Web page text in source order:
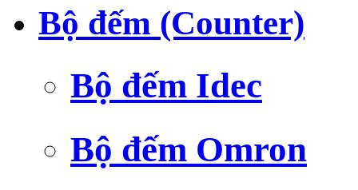
Bộ đếm (Counter)
Bộ đếm Idec
Bộ đếm Omron